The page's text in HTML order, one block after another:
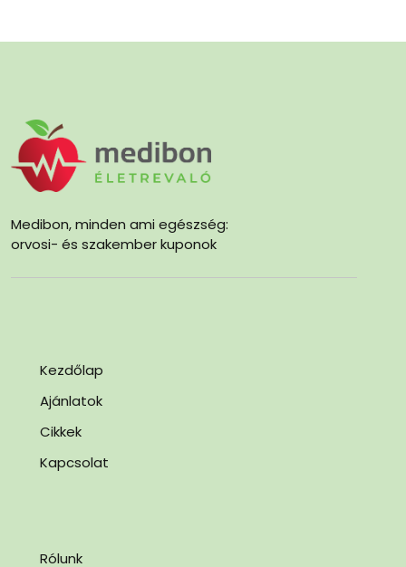
Medibon, minden ami egészség:
orvosi- és szakember kuponok
Kezdőlap
Ajánlatok
Cikkek
Kapcsolat
Rólunk